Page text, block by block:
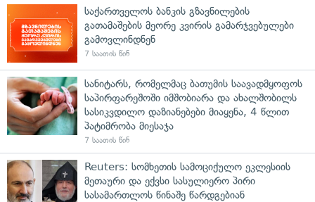
საქართველოს ბანკის გზავნილების
გათამაშების მეორე კვირის გამარჯვებულები
გამოვლინდნენ
7 საათის წინ
სანიტარს, რომელმაც ბათუმის საავადმყოფოს
საპირფარეშოში იმშობიარა და ახალშობილს
სასიკვდილო დაზიანებები მიაყენა, 4 წლით
პატიმრობა მიესაჯა
7 საათის წინ
Reuters: სომხეთის სამოციქულო ეკლესიის
მეთაური და ექვსი სასულიერო პირი
სასამართლოს წინაშე წარდგებიან